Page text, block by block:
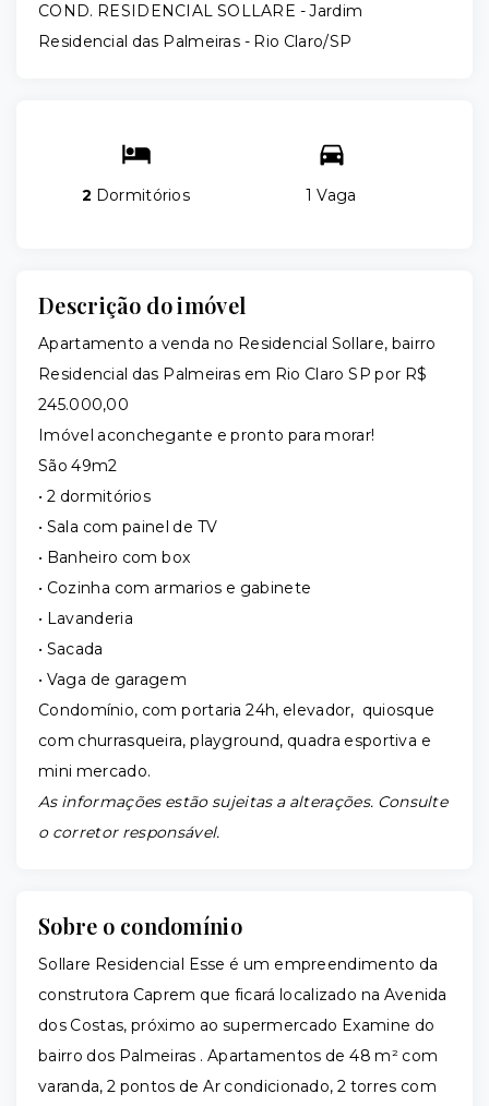
COND. RESIDENCIAL SOLLARE -Jardim
Residencial das Palmeiras - Rio Claro/SP
2 Dormitórios 1 Vaga
Descrição do imóvel
Apartamento a venda no Residencial Sollare, bairro
Residencial das Palmeiras em Rio Claro SP por R$
245.000,00
Imóvel aconchegante e pronto para morar!
São 49m2
• 2 dormitórios
• Sala com painel de TV
• Banheiro com box
• Cozinha com armarios e gabinete
• Lavanderia
• Sacada
• Vaga de garagem
Condomínio, com portaria 24h, elevador, quiosque
com churrasqueira, playground, quadra esportiva e
mini mercado.
As informações estão sujeitas a alterações. Consulte
o corretor responsável.
Sobre o condomínio
Sollare Residencial Esse é um empreendimento da
construtora Caprem que ficará localizado na Avenida
dos Costas, próximo ao supermercado Examine do
bairro dos Palmeiras . Apartamentos de 48 m² com
varanda, 2 pontos de Ar condicionado, 2 torres com